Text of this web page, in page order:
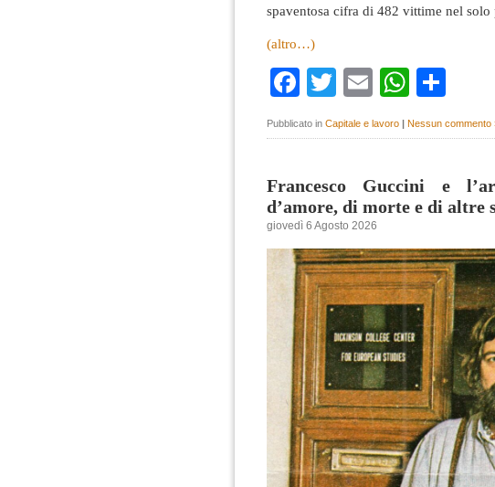
spaventosa cifra di 482 vittime nel solo
(altro…)
Facebook
TwitterEmail
Pubblicato in Capitale e lavoro Nessun commento
Francesco Guccini e
d’amore, di morte e di altre
giovedì 6 Agosto 2026